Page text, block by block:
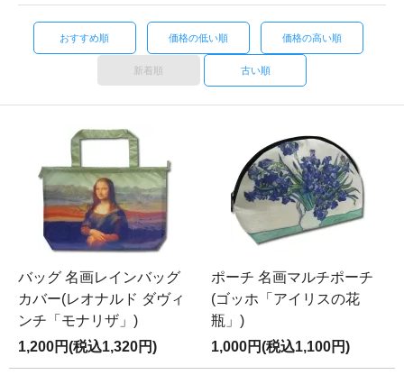
おすすめ順 価格の低い順 価格の高い順
新着順 古い順
バッグ 名画レインバッグ
カバー(レオナルド ダヴィ
ンチ「モナリザ」)
1,200円(税込1,320円)
ポーチ 名画マルチポーチ
(ゴッホ「アイリスの花
瓶」)
1,000円(税込1,100円)